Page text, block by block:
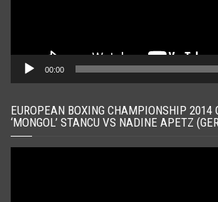
00:00
EUROPEAN BOXING CHAMPIONSHIP 2014
‘MONGOL’ STANCU VS NADINE APETZ